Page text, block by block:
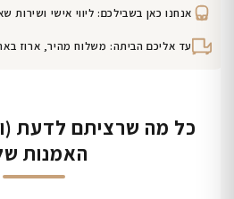
אנחנו כאן בשבילכם: ליווי אישי ושירות
עד אליכם הביתה: משלוח מהיר, ארוז
כל מה שרציתם לדעת
האמנות